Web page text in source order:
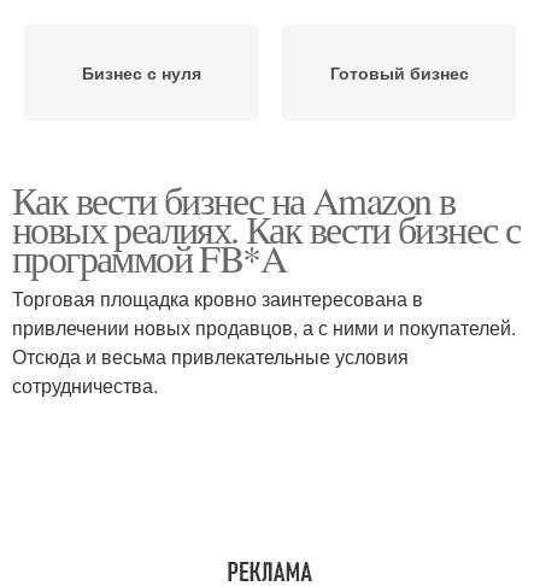
Бизнес с нуля Готовый бизнес
Как вести бизнес на Amazon в
новых реалиях. Как вести бизнес с
программой FB*A
Торговая площадка кровно заинтересована в
привлечении новых продавцов, а с ними и покупателей.
Отсюда и весьма привлекательные условия
сотрудничества.